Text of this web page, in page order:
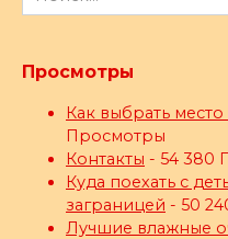
for:
Просмотры
Как выбрать
Просмотры
Контакты - 54 380
Куда поехать с
заграницей - 50
Лучшие влажные